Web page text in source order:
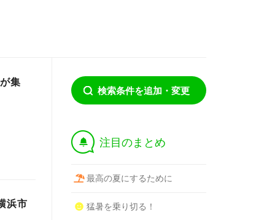
集
浜市
検索条件を追加・変更
† 注目のまとめ
最高の夏にするために
猛暑を乗り切る！